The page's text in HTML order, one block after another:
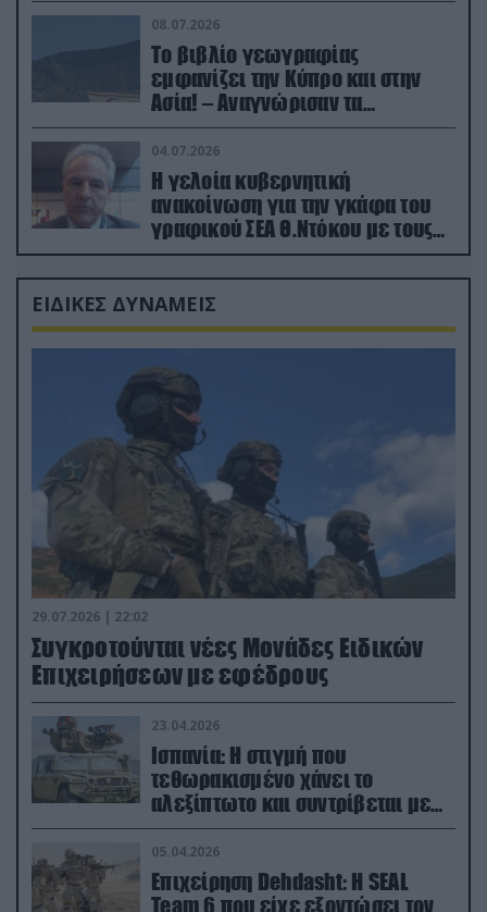
08.07.2026
Το βιβλίο γεωγραφίας
εμφανίζει την Κύπρο και στην
Ασία! – Αναγνώρισαν τα
κατεχόμενα; (φωτο)
04.07.2026
Η γελοία κυβερνητική
ανακοίνωση για την γκάφα του
γραφικού ΣΕΑ Θ.Ντόκου με τους
Ρώσους φαρσέρ
ΕΙΔΙΚΕΣ ΔΥΝΑΜΕΙΣ
29.07.2026 | 22:02
Συγκροτούνται νέες Μονάδες Ειδικών
Επιχειρήσεων με εφέδρους
23.04.2026
Ισπανία: Η στιγμή που
τεθωρακισμένο χάνει το
αλεξίπτωτο και συντρίβεται με
ορμή στο έδαφος (βίντεο)
05.04.2026
Επιχείρηση Dehdasht: Η SEAL
Team 6 που είχε εξοντώσει τον